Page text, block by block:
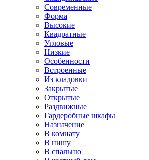
Современные
Форма
Высокие
Квадратные
Угловые
Низкие
Особенности
Встроенные
Из кладовки
Закрытые
Открытые
Раздвижные
Гардеробные шкафы
Назначение
В комнату
В нишу
В спальню